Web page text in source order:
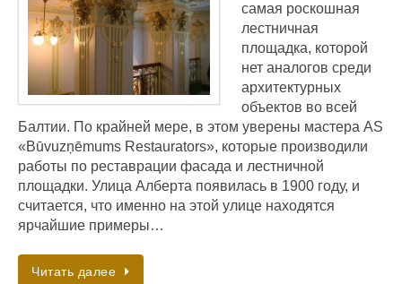
самая роскошная
лестничная
площадка, которой
нет аналогов среди
архитектурных
объектов во всей
Балтии. По крайней мере, в этом уверены мастера AS
«Būvuzņēmums Restaurators», которые производили
работы по реставрации фасада и лестничной
площадки. Улица Алберта появилась в 1900 году, и
считается, что именно на этой улице находятся
ярчайшие примеры…
Читать далее